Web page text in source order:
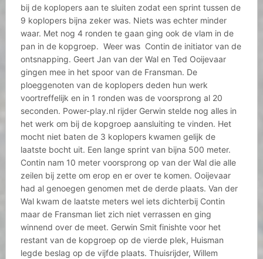
bij de koplopers aan te sluiten zodat een sprint tussen de
9 koplopers bijna zeker was. Niets was echter minder
waar. Met nog 4 ronden te gaan ging ook de vlam in de
pan in de kopgroep. Weer was Contin de initiator van de
ontsnapping. Geert Jan van der Wal en Ted Ooijevaar
gingen mee in het spoor van de Fransman. De
ploeggenoten van de koplopers deden hun werk
voortreffelijk en in 1 ronden was de voorsprong al 20
seconden. Power-play.nl rijder Gerwin stelde nog alles in
het werk om bij de kopgroep aansluiting te vinden. Het
mocht niet baten de 3 koplopers kwamen gelijk de
laatste bocht uit. Een lange sprint van bijna 500 meter.
Contin nam 10 meter voorsprong op van der Wal die alle
zeilen bij zette om erop en er over te komen. Ooijevaar
had al genoegen genomen met de derde plaats. Van der
Wal kwam de laatste meters wel iets dichterbij Contin
maar de Fransman liet zich niet verrassen en ging
winnend over de meet. Gerwin Smit finishte voor het
restant van de kopgroep op de vierde plek, Huisman
legde beslag op de vijfde plaats. Thuisrijder, Willem